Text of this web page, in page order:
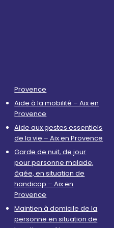
Provence
Aide à la mobilité – Aix en
Provence
Aide aux gestes essentiels
de la vie – Aix en Provence
Garde de nuit, de jour
pour personne malade,
âgée, en situation de
handicap – Aix en
Provence
Maintien à domicile de la
personne en situation de